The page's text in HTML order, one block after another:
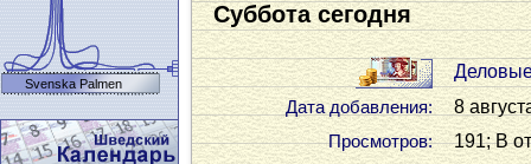
Суббота сегодня
Дата добавления: 8
Просмотров: 191; В
Svenska Palmen